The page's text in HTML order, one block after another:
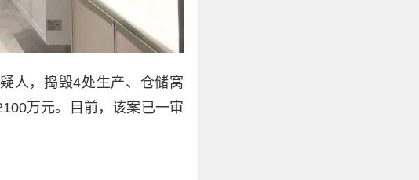
人，捣毁4处生产、仓储窝
万元。目前，该案已一审